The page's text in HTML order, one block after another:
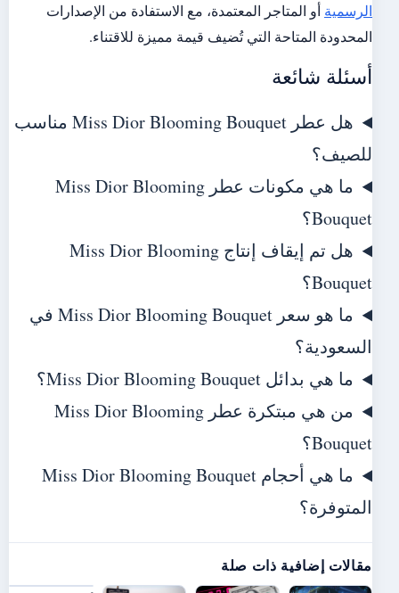
الرسمية أو المتاجر المعتمدة، مع الاستفادة من الإصدارات
المحدودة المتاحة التي تُضيف قيمة مميزة للاقتناء.
أسئلة شائعة
هل عطر Miss Dior Blooming Bouquet مناسب
للصيف؟
ما هي مكونات عطر Miss Dior Blooming
Bouquet؟
هل تم إيقاف إنتاج Miss Dior Blooming
Bouquet؟
ما هو سعر Miss Dior Blooming Bouquet في
السعودية؟
ما هي بدائل Miss Dior Blooming Bouquet؟
من هي مبتكرة عطر Miss Dior Blooming
Bouquet؟
ما هي أحجام Miss Dior Blooming Bouquet
المتوفرة؟
مقالات إضافية ذات صلة